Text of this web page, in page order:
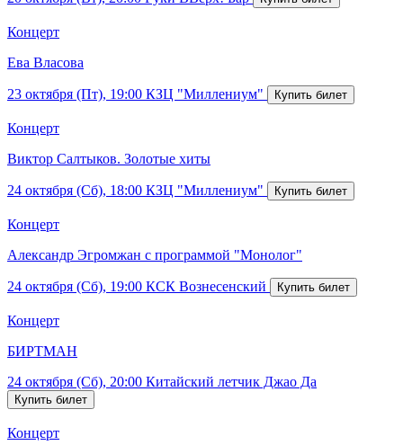
Концерт
Ева Власова
23 октября (Пт), 19:00 КЗЦ "Миллениум"
Концерт
Виктор Салтыков. Золотые хиты
24 октября (Сб), 18:00 КЗЦ "Миллениум"
Концерт
Александр Эгромжан с программой "Монолог"
24 октября (Сб), 19:00 КСК Вознесенский
Концерт
БИРТМАН
24 октября (Сб), 20:00 Китайский летчик Джао Да
Концерт